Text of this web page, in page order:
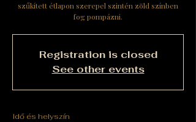
szűkített étlapon szerepel szintén zöld színben
fog pompázni.
Registration is closed
See other events
Idő és helyszín